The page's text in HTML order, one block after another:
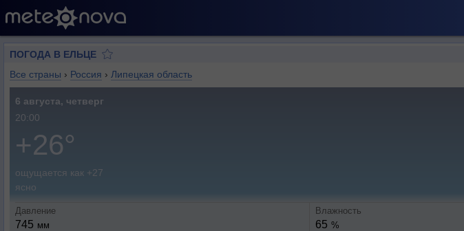
ПОГОДА В ЕЛЬЦЕ
Все страны › Россия › Липецкая область
6 августа, четверг
20:00
+26°
ощущается как +27
ясно
Давление
745 мм
Влажность
65 %